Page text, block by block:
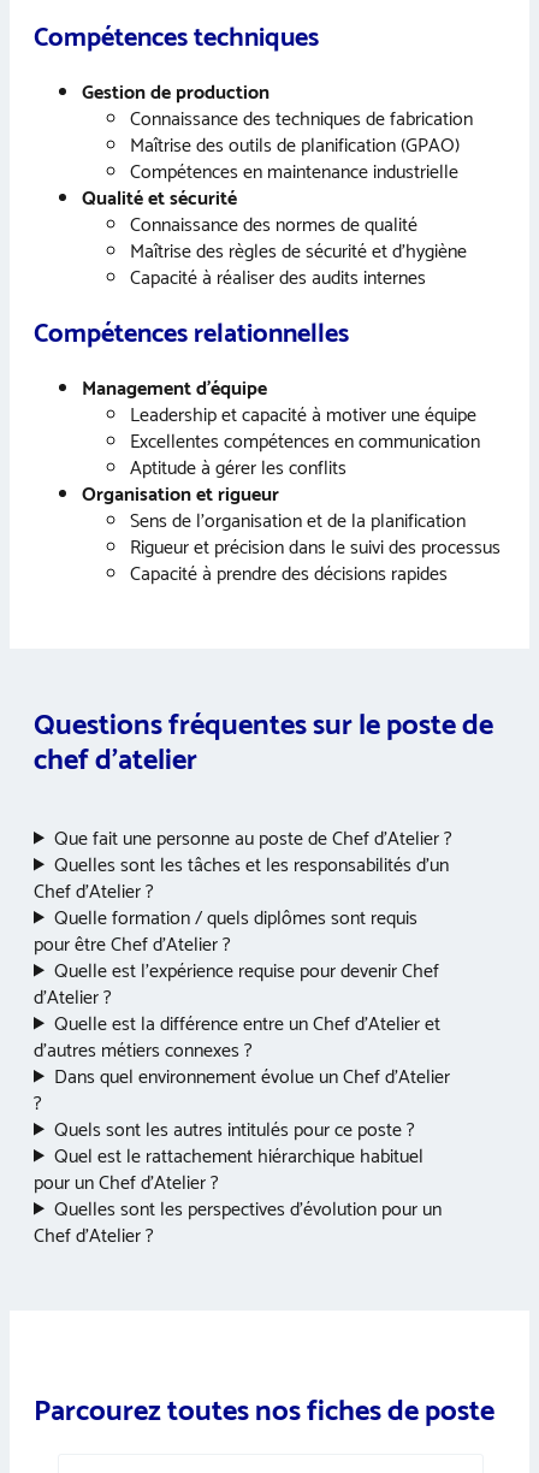
Compétences techniques
Gestion de production
Connaissance des techniques de fabrication
Maîtrise des outils de planification (GPAO)
Compétences en maintenance industrielle
Qualité et sécurité
Connaissance des normes de qualité
Maîtrise des règles de sécurité et d’hygiène
Capacité à réaliser des audits internes
Compétences relationnelles
Management d’équipe
Leadership et capacité à motiver une équipe
Excellentes compétences en communication
Aptitude à gérer les conflits
Organisation et rigueur
Sens de l’organisation et de la planification
Rigueur et précision dans le suivi des processus
Capacité à prendre des décisions rapides
Questions fréquentes sur le poste de
chef d’atelier
Que fait une personne au poste de Chef d’Atelier ?
Quelles sont les tâches et les responsabilités d’un
Chef d’Atelier ?
Quelle formation / quels diplômes sont requis
pour être Chef d’Atelier ?
Quelle est l’expérience requise pour devenir Chef
d’Atelier ?
Quelle est la différence entre un Chef d’Atelier et
d’autres métiers connexes ?
Dans quel environnement évolue un Chef d’Atelier
?
Quels sont les autres intitulés pour ce poste ?
Quel est le rattachement hiérarchique habituel
pour un Chef d’Atelier ?
Quelles sont les perspectives d’évolution pour un
Chef d’Atelier ?
Parcourez toutes nos fiches de poste